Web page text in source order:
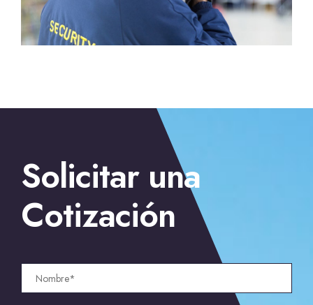
Solicitar una
Cotización